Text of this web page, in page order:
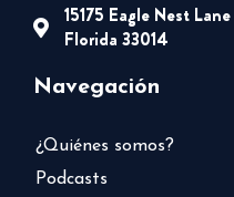
15175 Eagle Nest
Florida 33014
Navegación
¿Quiénes somos?
Podcasts